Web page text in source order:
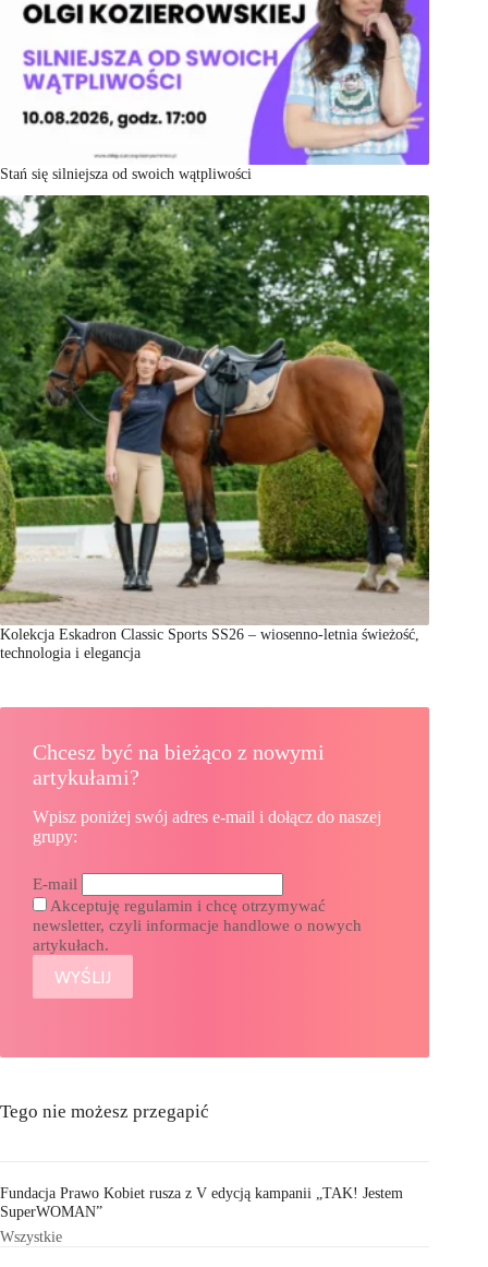
Stań się silniejsza od swoich wątpliwości
Kolekcja Eskadron Classic Sports SS26 – wiosenno-letnia świeżość,
technologia i elegancja
Chcesz być na bieżąco z nowymi
artykułami?
Wpisz poniżej swój adres e-mail i dołącz do naszej
grupy:
E-mail
Akceptuję regulamin i chcę otrzymywać
newsletter, czyli informacje handlowe o nowych
artykułach.
Tego nie możesz przegapić
Fundacja Prawo Kobiet rusza z V edycją kampanii „TAK! Jestem
SuperWOMAN”
Wszystkie